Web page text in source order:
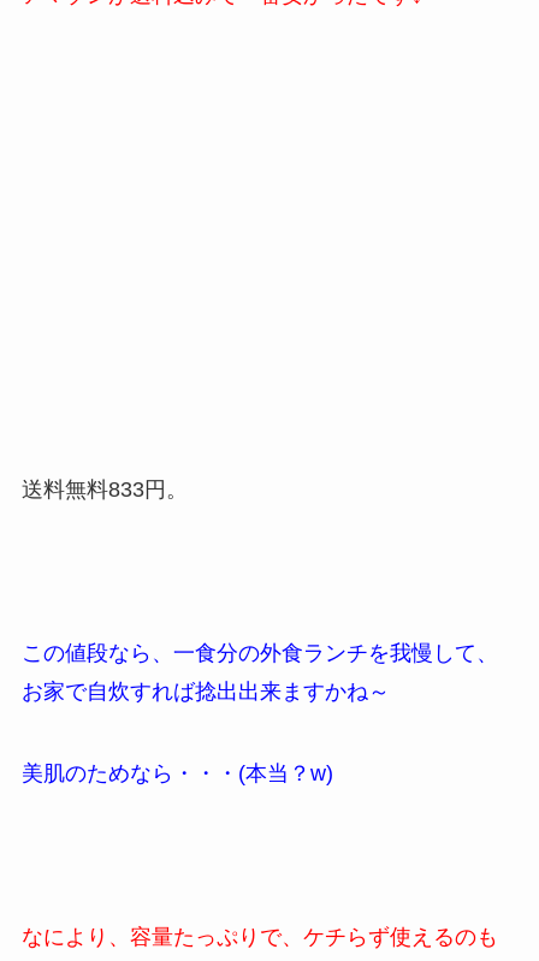
送料無料833円。
この値段なら、一食分の外食ランチを我慢して、
お家で自炊すれば捻出出来ますかね～
美肌のためなら・・・(本当？w)
なにより、容量たっぷりで、ケチらず使えるのも